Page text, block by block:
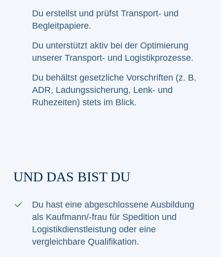
Du erstellst und prüfst Transport- und
Begleitpapiere.
Du unterstützt aktiv bei der Optimierung
unserer Transport- und Logistikprozesse.
Du behältst gesetzliche Vorschriften (z. B.
ADR, Ladungssicherung, Lenk- und
Ruhezeiten) stets im Blick.
UND DAS BIST DU
Du hast eine abgeschlossene Ausbildung
als Kaufmann/-frau für Spedition und
Logistikdienstleistung oder eine
vergleichbare Qualifikation.